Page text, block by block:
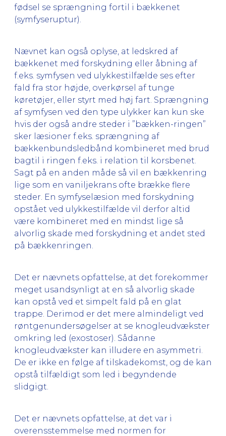
fødsel se sprængning fortil i bækkenet
(symfyseruptur).
Nævnet kan også oplyse, at ledskred af
bækkenet med forskydning eller åbning af
f.eks. symfysen ved ulykkestilfælde ses efter
fald fra stor højde, overkørsel af tunge
køretøjer, eller styrt med høj fart. Sprængning
af symfysen ved den type ulykker kan kun ske
hvis der også andre steder i ”bækken-ringen”
sker læsioner f.eks. sprængning af
bækkenbundsledbånd kombineret med brud
bagtil i ringen f.eks. i relation til korsbenet.
Sagt på en anden måde så vil en bækkenring
lige som en vaniljekrans ofte brække flere
steder. En symfyselæsion med forskydning
opstået ved ulykkestilfælde vil derfor altid
være kombineret med en mindst lige så
alvorlig skade med forskydning et andet sted
på bækkenringen.
Det er nævnets opfattelse, at det forekommer
meget usandsynligt at en så alvorlig skade
kan opstå ved et simpelt fald på en glat
trappe. Derimod er det mere almindeligt ved
røntgenundersøgelser at se knogleudvækster
omkring led (exostoser). Sådanne
knogleudvækster kan illudere en asymmetri.
De er ikke en følge af tilskadekomst, og de kan
opstå tilfældigt som led i begyndende
slidgigt.
Det er nævnets opfattelse, at det var i
overensstemmelse med normen for